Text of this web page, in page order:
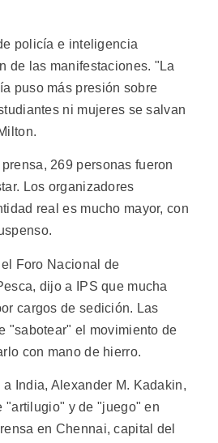
policía e inteligencia
de las manifestaciones. "La
puso más presión sobre
ni mujeres se salvan
269 personas fueron
Los organizadores
real es mucho mayor, con
Foro Nacional de
dijo a IPS que mucha
cargos de sedición. Las
"sabotear" el movimiento de
con mano de hierro.
India, Alexander M. Kadakin,
"artilugio" y de "juego" en
en Chennai, capital del